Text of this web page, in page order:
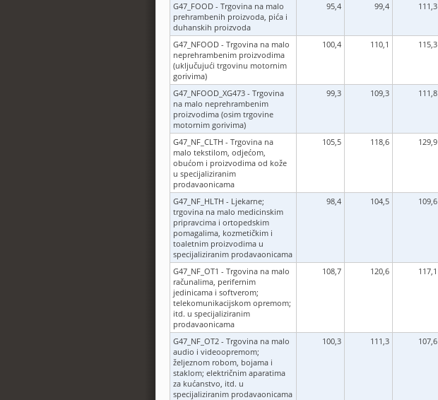
G47_FOOD - Trgovina na malo
prehrambenih proizvoda, pića i
duhanskih proizvoda
95,4 99,4 111,3
G47_NFOOD - Trgovina na malo
neprehrambenim proizvodima
(uključujući trgovinu motornim
gorivima)
100,4 110,1 115,3
G47_NFOOD_XG473 - Trgovina
na malo neprehrambenim
proizvodima (osim trgovine
motornim gorivima)
99,3 109,3 111,8
G47_NF_CLTH - Trgovina na
malo tekstilom, odjećom,
obućom i proizvodima od kože
u specijaliziranim
prodavaonicama
105,5 118,6 129,9
G47_NF_HLTH - Ljekarne;
trgovina na malo medicinskim
pripravcima i ortopedskim
pomagalima, kozmetičkim i
toaletnim proizvodima u
specijaliziranim prodavaonicama
98,4 104,5 109,6
G47_NF_OT1 - Trgovina na malo
računalima, perifernim
jedinicama i softverom;
telekomunikacijskom opremom;
itd. u specijaliziranim
prodavaonicama
108,7 120,6 117,1
G47_NF_OT2 - Trgovina na malo
audio i videoopremom;
željeznom robom, bojama i
staklom; električnim aparatima
za kućanstvo, itd. u
specijaliziranim prodavaonicama
100,3 111,3 107,6